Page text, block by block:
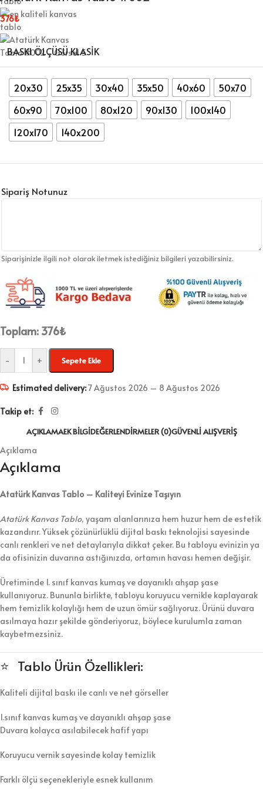
376₺
BASKI ÖLÇÜSÜ KLASIK
20x30 25x35 30x40 35x50 40x60
50x70
60x90
70x100 80x120 90x130
100x140
120x170
140x200
Sipariş Notunuz
Siparişinizle ilgili not olarak iletmek istediğiniz bilgileri yazabilirsiniz.
Toplam: 376₺
- + Sepete Ekle
Estimated delivery:7 Ağustos 2026 – 8 Ağustos 2026
Takip et:
AÇIKLAMAEK BILGIDEĞERLENDIRMELER (0)GÜVENLI ALIŞVERIŞ
Açıklama
Açıklama
Atatürk Kanvas Tablo – Kaliteyi Evinize Taşıyın
Atatürk Kanvas Tablo, yaşam alanlarınıza hem huzur hem de estetik
kazandırır. Yüksek çözünürlüklü dijital baskı teknolojisi sayesinde
canlı renkleri ve net detaylarıyla dikkat çeker. Bu tabloyu evinizin ya
da ofisinizin duvarına astığınızda, ortamın havası hemen değişir.
Üretiminde 1. sınıf kanvas kumaş ve dayanıklı ahşap şase
kullanıyoruz. Bununla birlikte, tabloyu koruyucu vernikle kaplayarak
hem temizlik kolaylığı hem de uzun ömür sağlıyoruz. Ürünü duvara
asılmaya hazır şekilde gönderiyoruz, böylece kurulumla zaman
kaybetmezsiniz.
⭐ Tablo Ürün Özellikleri:
Kaliteli dijital baskı ile canlı ve net görseller
1.sınıf kanvas kumaş ve dayanıklı ahşap şase
Duvara kolayca asılabilecek hafif yapı
Koruyucu vernik sayesinde kolay temizlik
Farklı ölçü seçenekleriyle esnek kullanım